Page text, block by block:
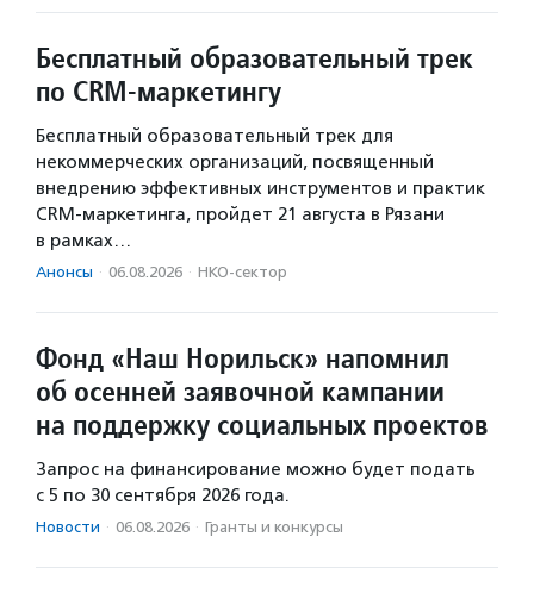
Бесплатный образовательный трек
по CRM-маркетингу
Бесплатный образовательный трек для
некоммерческих организаций, посвященный
внедрению эффективных инструментов и практик
CRM-маркетинга, пройдет 21 августа в Рязани
в рамках…
Анонсы · 06.08.2026 · НКО-сектор
Фонд «Наш Норильск» напомнил
об осенней заявочной кампании
на поддержку социальных проектов
Запрос на финансирование можно будет подать
с 5 по 30 сентября 2026 года.
Новости · 06.08.2026 · Гранты и конкурсы